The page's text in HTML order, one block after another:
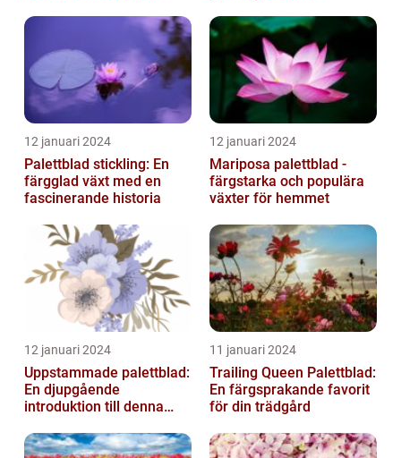
12 januari 2024
Palettblad stickling: En
färgglad växt med en
fascinerande historia
12 januari 2024
Mariposa palettblad -
färgstarka och populära
växter för hemmet
12 januari 2024
Uppstammade palettblad:
En djupgående
introduktion till denna
11 januari 2024
Trailing Queen Palettblad:
En färgsprakande favorit
för din trädgård